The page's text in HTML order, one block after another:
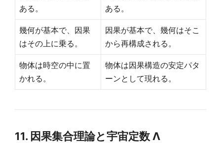
ある。
ある。
幾何が基本で、因果
はその上に乗る。
因果が基本で、幾何はそこ
から再構成される。
物体は時空の中に置
かれる。
物体は因果構造の安定パタ
ーンとして現れる。
11. 因果集合理論と宇宙定数 Λ